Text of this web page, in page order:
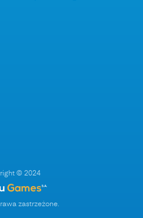
© 2024
zastrzeżone.